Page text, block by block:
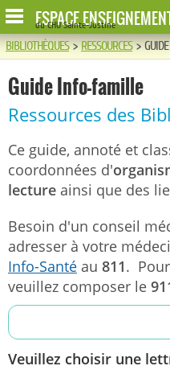
ESPACE
du CHU Sainte-Justine
BIBLIOTHÈQUES>RESSOURCES>
Guide Info-famille
Ressources des
Ce guide, annoté et
coordonnées d'
lecture ainsi que des
Besoin d'un conseil
adresser à votre
Info-Santé au 811.
veuillez composer le
Veuillez choisir une